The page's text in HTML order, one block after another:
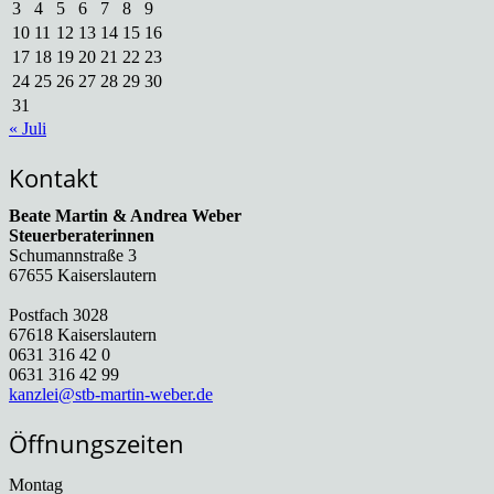
3
4 5 6 7 8
9
10 11 12 13 14 15 16
17 18 19 20 21 22 23
24 25 26 27 28 29 30
31
« Juli
Kontakt
Beate Martin & Andrea Weber
Steuerberaterinnen
Schumannstraße 3
67655 Kaiserslautern
Postfach 3028
67618 Kaiserslautern
0631 316 42 0
0631 316 42 99
kanzlei@stb-martin-weber.de
Öffnungszeiten
Montag